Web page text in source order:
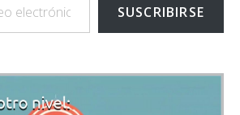
SUSCRIBIRSE